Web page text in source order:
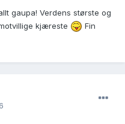
gaupa! Verdens største og
kjæreste
Fin